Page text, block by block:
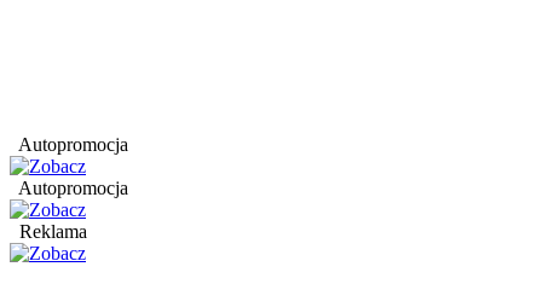
Autopromocja
Autopromocja
Reklama